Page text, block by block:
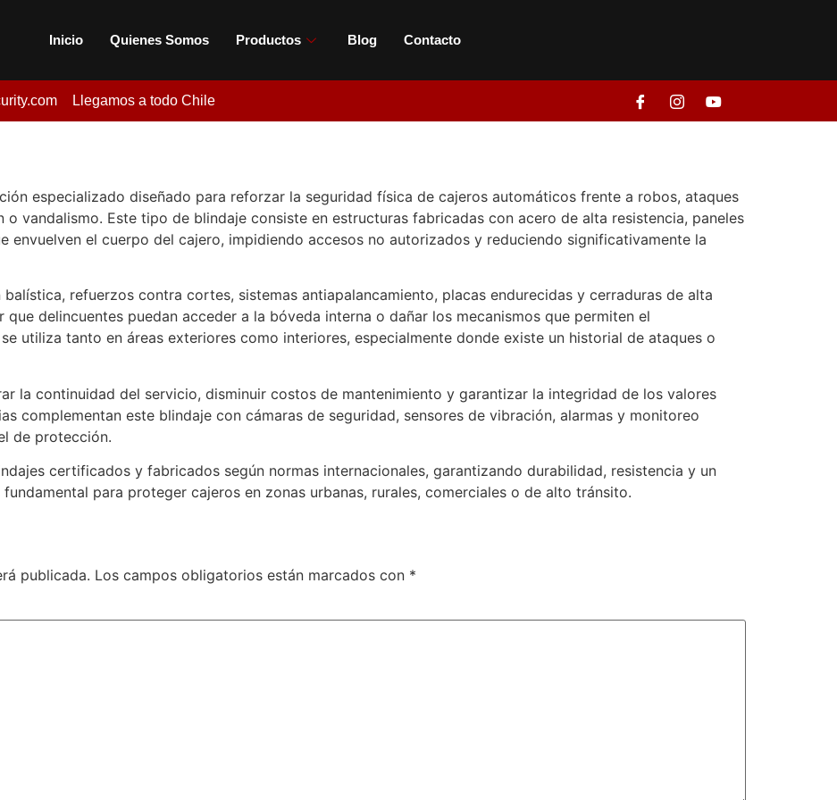
Inicio Quienes Somos Productos Blog Contacto
Llegamos a todo Chile
especializado diseñado para reforzar la seguridad física de cajeros automáticos frente a robos, ataques
vandalismo. Este tipo de blindaje consiste en estructuras fabricadas con acero de alta resistencia, paneles
envuelven el cuerpo del cajero, impidiendo accesos no autorizados y reduciendo significativamente la
refuerzos contra cortes, sistemas antiapalancamiento, placas endurecidas y cerraduras de alta
delincuentes puedan acceder a la bóveda interna o dañar los mecanismos que permiten el
utiliza tanto en áreas exteriores como interiores, especialmente donde existe un historial de ataques o
la continuidad del servicio, disminuir costos de mantenimiento y garantizar la integridad de los valores
complementan este blindaje con cámaras de seguridad, sensores de vibración, alarmas y monitoreo
de protección.
certificados y fabricados según normas internacionales, garantizando durabilidad, resistencia y un
para proteger cajeros en zonas urbanas, rurales, comerciales o de alto tránsito.
publicada. Los campos obligatorios están marcados con *